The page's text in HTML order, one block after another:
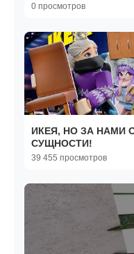
0 просмотров
ИКЕЯ, НО ЗА НАМИ
СУЩНОСТИ!
39 455 просмотров